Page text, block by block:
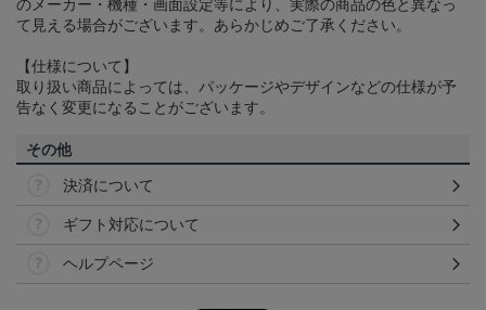
のメーカー・機種・画面設定等により、実際の商品の色と異なっ
て見える場合がございます。あらかじめご了承ください。
【仕様について】
取り扱い商品によっては、パッケージやデザインなどの仕様が予
告なく変更になることがございます。
その他
決済について
ギフト対応について
ヘルプページ